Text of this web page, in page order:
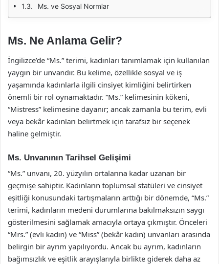
Ms. ve Sosyal Normlar
Ms. Ne Anlama Gelir?
İngilizce’de “Ms.” terimi, kadınları tanımlamak için kullanılan
yaygın bir unvandır. Bu kelime, özellikle sosyal ve iş
yaşamında kadınlarla ilgili cinsiyet kimliğini belirtirken
önemli bir rol oynamaktadır. “Ms.” kelimesinin kökeni,
“Mistress” kelimesine dayanır; ancak zamanla bu terim, evli
veya bekâr kadınları belirtmek için tarafsız bir seçenek
haline gelmiştir.
Ms. Unvanının Tarihsel Gelişimi
“Ms.” unvanı, 20. yüzyılın ortalarına kadar uzanan bir
geçmişe sahiptir. Kadınların toplumsal statüleri ve cinsiyet
eşitliği konusundaki tartışmaların arttığı bir dönemde, “Ms.”
terimi, kadınların medeni durumlarına bakılmaksızın saygı
gösterilmesini sağlamak amacıyla ortaya çıkmıştır. Önceleri
“Mrs.” (evli kadın) ve “Miss” (bekâr kadın) unvanları arasında
belirgin bir ayrım yapılıyordu. Ancak bu ayrım, kadınların
bağımsızlık ve eşitlik arayışlarıyla birlikte giderek daha az